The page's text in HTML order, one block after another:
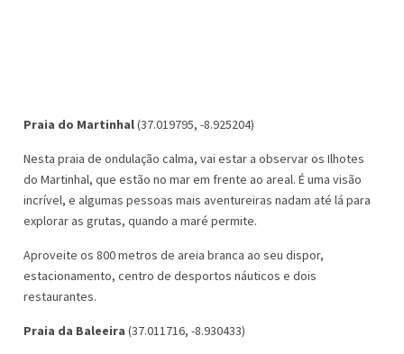
Praia do Martinhal(37.019795, -8.925204)
Nesta praia de ondulação calma, vai estar a observar os Ilhotes
do Martinhal, que estão no mar em frente ao areal. É uma visão
incrível, e algumas pessoas mais aventureiras nadam até lá para
explorar as grutas, quando a maré permite.
Aproveite os 800 metros de areia branca ao seu dispor,
estacionamento, centro de desportos náuticos e dois
restaurantes.
Praia da Baleeira (37.011716, -8.930433)